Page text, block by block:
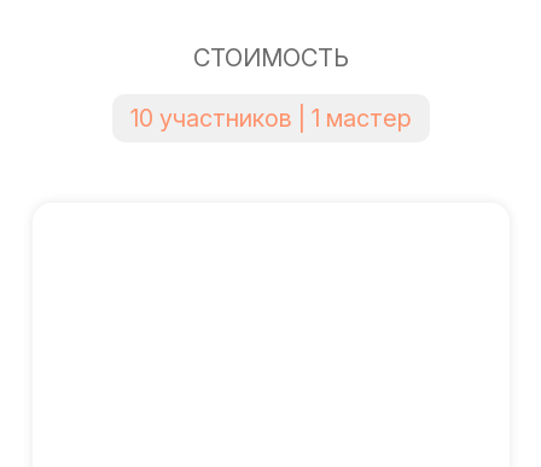
СТОИМОСТЬ
10 участников | 1 мастер